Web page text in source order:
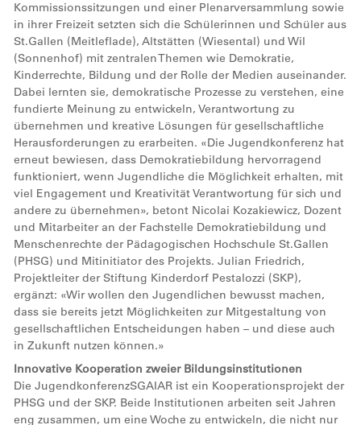
Kommissionssitzungen und einer Plenarversammlung sowie
in ihrer Freizeit setzten sich die Schülerinnen und Schüler aus
St.Gallen (Meitleflade), Altstätten (Wiesental) und Wil
(Sonnenhof) mit zentralen Themen wie Demokratie,
Kinderrechte, Bildung und der Rolle der Medien auseinander.
Dabei lernten sie, demokratische Prozesse zu verstehen, eine
fundierte Meinung zu entwickeln, Verantwortung zu
übernehmen und kreative Lösungen für gesellschaftliche
Herausforderungen zu erarbeiten. «Die Jugendkonferenz hat
erneut bewiesen, dass Demokratiebildung hervorragend
funktioniert, wenn Jugendliche die Möglichkeit erhalten, mit
viel Engagement und Kreativität Verantwortung für sich und
andere zu übernehmen», betont Nicolai Kozakiewicz, Dozent
und Mitarbeiter an der Fachstelle Demokratiebildung und
Menschenrechte der Pädagogischen Hochschule St.Gallen
(PHSG) und Mitinitiator des Projekts. Julian Friedrich,
Projektleiter der Stiftung Kinderdorf Pestalozzi (SKP),
ergänzt: «Wir wollen den Jugendlichen bewusst machen,
dass sie bereits jetzt Möglichkeiten zur Mitgestaltung von
gesellschaftlichen Entscheidungen haben – und diese auch
in Zukunft nutzen können.»
Innovative Kooperation zweier Bildungsinstitutionen
Die JugendkonferenzSGAIAR ist ein Kooperationsprojekt der
PHSG und der SKP. Beide Institutionen arbeiten seit Jahren
eng zusammen, um eine Woche zu entwickeln, die nicht nur